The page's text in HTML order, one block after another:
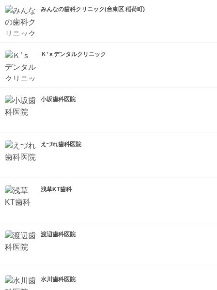
みんなの歯科クリニック(台東区 稲荷町)
Ｋ’ｓデンタルクリニック
小坂歯科医院
えづれ歯科医院
浅草KT歯科
渡辺歯科医院
水川歯科医院